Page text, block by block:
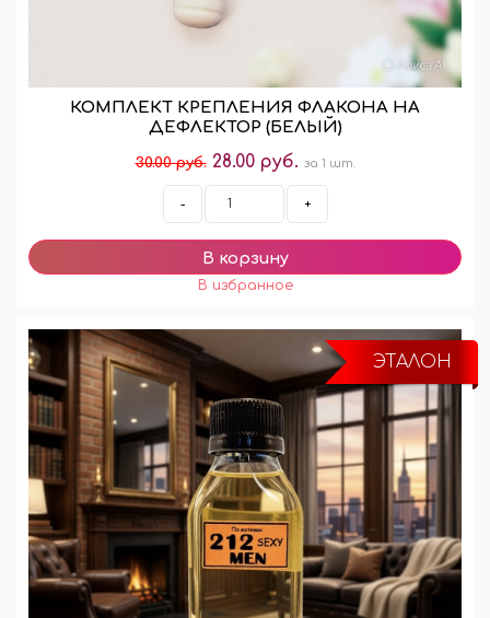
КОМПЛЕКТ КРЕПЛЕНИЯ ФЛАКОНА НА
ДЕФЛЕКТОР (БЕЛЫЙ)
30.00 руб. 28.00 руб. за 1 шт.
- +
ЭТАЛОН